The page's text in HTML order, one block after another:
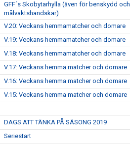
GFF´s Skobytarhylla (även för benskydd och
målvaktshandskar)
V.20: Veckans hemmamatcher och domare
V.19: Veckans hemmamatcher och domare
V.18: Veckans hemmamatcher och domare
V.17: Veckans hemma matcher och domare
V.16: Veckans hemma matcher och domare
V.15: Veckans hemma matcher och domare
DAGS ATT TÄNKA PÅ SÄSONG 2019
Seriestart